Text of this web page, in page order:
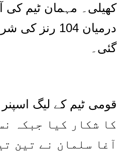
کھیلی۔ مہمان ٹیم
درمیان 104
گئی۔
کا شکار کیا جبکہ
آغا سلمان نے تین